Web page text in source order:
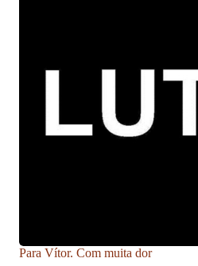
Para Vítor. Com muita dor